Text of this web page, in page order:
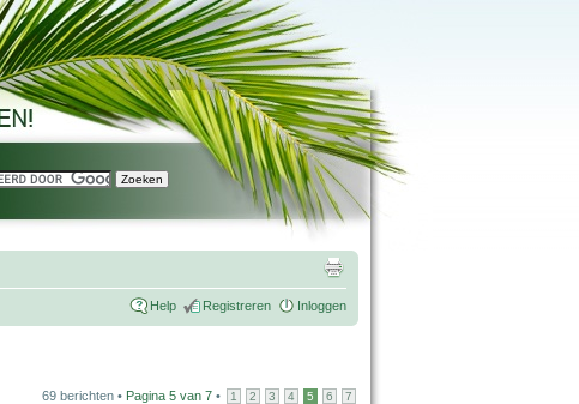
Help Registreren Inloggen
69 berichten • Pagina 5 van 7 • 1 2 3 4 5 6 7